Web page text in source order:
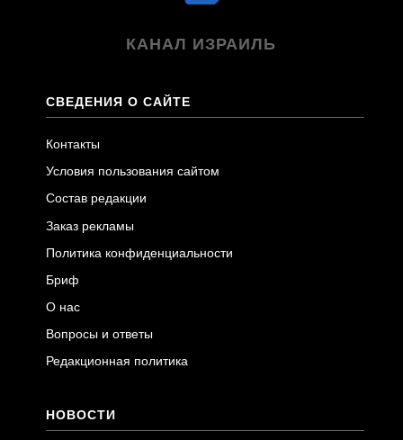
КАНАЛ ИЗРАИЛЬ
СВЕДЕНИЯ О САЙТЕ
Контакты
Условия пользования сайтом
Состав редакции
Заказ рекламы
Политика конфиденциальности
Бриф
О нас
Вопросы и ответы
Редакционная политика
НОВОСТИ